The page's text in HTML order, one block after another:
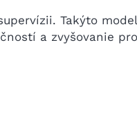
Takýto
a zvyšovanie